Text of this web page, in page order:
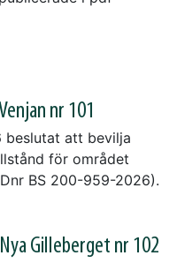
nr 101
beslutat att bevilja
för området
BS 200-959-2026).
Gilleberget nr 102